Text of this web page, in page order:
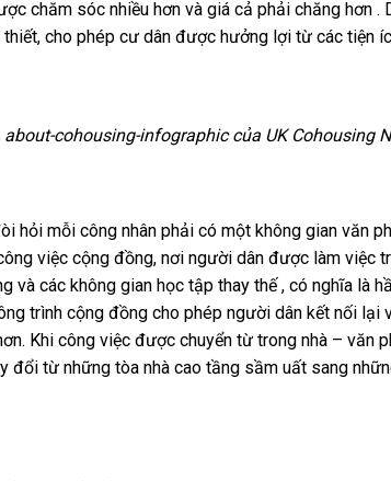
chăm sóc nhiều hơn và giá cả phải chăng hơn
cho phép cư dân được hưởng lợi từ các tiện
about-cohousing-infographic của UK Cohousing
hỏi mỗi công nhân phải có một không gian văn
việc cộng đồng, nơi người dân được làm việc
và các không gian học tập thay thế , có nghĩa là
trình cộng đồng cho phép người dân kết nối lại
Khi công việc được chuyển từ trong nhà – văn
đổi từ những tòa nhà cao tầng sầm uất sang